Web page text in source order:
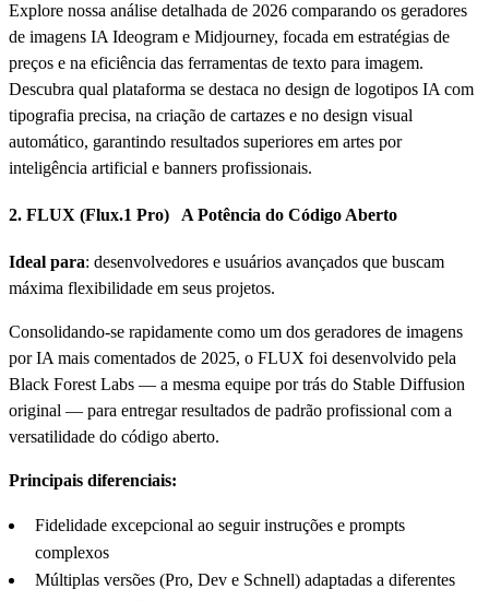
Explore nossa análise detalhada de 2026 comparando os geradores
de imagens IA Ideogram e Midjourney, focada em estratégias de
preços e na eficiência das ferramentas de texto para imagem.
Descubra qual plataforma se destaca no design de logotipos IA com
tipografia precisa, na criação de cartazes e no design visual
automático, garantindo resultados superiores em artes por
inteligência artificial e banners profissionais.
2. FLUX (Flux.1 Pro) A Potência do Código Aberto
Ideal para: desenvolvedores e usuários avançados que buscam
máxima flexibilidade em seus projetos.
Consolidando-se rapidamente como um dos geradores de imagens
por IA mais comentados de 2025, o FLUX foi desenvolvido pela
Black Forest Labs — a mesma equipe por trás do Stable Diffusion
original — para entregar resultados de padrão profissional com a
versatilidade do código aberto.
Principais diferenciais:
Fidelidade excepcional ao seguir instruções e prompts
complexos
Múltiplas versões (Pro, Dev e Schnell) adaptadas a diferentes